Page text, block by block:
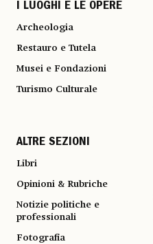
I LUOGHI E LE OPERE
Archeologia
Restauro e Tutela
Musei e Fondazioni
Turismo Culturale
ALTRE SEZIONI
Libri
Opinioni & Rubriche
Notizie politiche e
professionali
Fotografia